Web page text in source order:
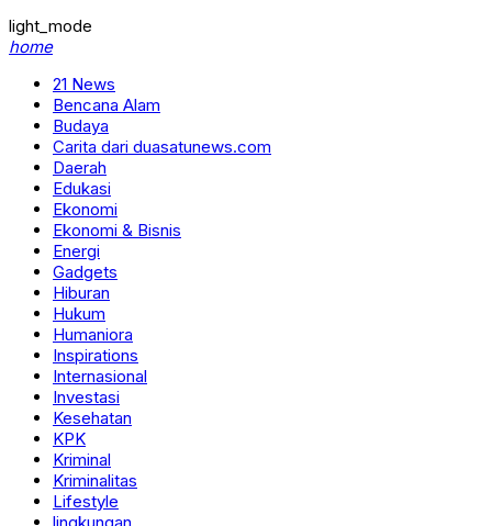
light_mode
home
21 News
Bencana Alam
Budaya
Carita dari duasatunews.com
Daerah
Edukasi
Ekonomi
Ekonomi & Bisnis
Energi
Gadgets
Hiburan
Hukum
Humaniora
Inspirations
Internasional
Investasi
Kesehatan
KPK
Kriminal
Kriminalitas
Lifestyle